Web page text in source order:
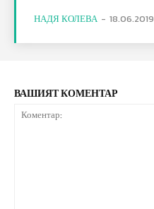
НАДЯ КОЛЕВА - 18.06.2019
ВАШИЯТ КОМЕНТАР